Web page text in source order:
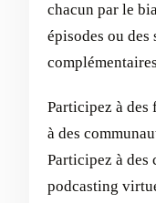
chacun par le
épisodes ou des
Participez à des
à des
Participez à des
podcasting